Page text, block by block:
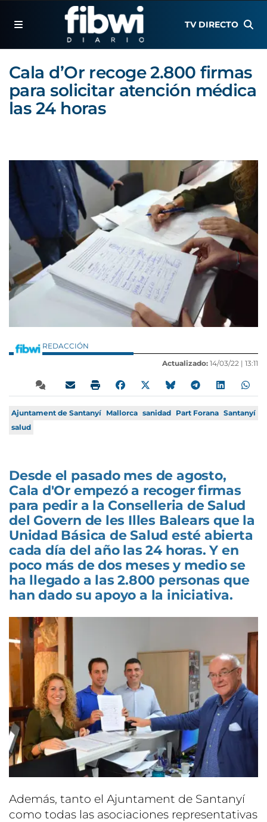
TV DIRECTO
Cala d’Or recoge 2.800 firmas
para solicitar atención médica
las 24 horas
REDACCIÓN
Actualizado: 14/03/22 | 13:11
Ajuntament de Santanyí Mallorca sanidad Part Forana Santanyí
salud
Desde el pasado mes de agosto,
Cala d'Or empezó a recoger firmas
para pedir a la Conselleria de Salud
del Govern de les Illes Balears que la
Unidad Básica de Salud esté abierta
cada día del año las 24 horas. Y en
poco más de dos meses y medio se
ha llegado a las 2.800 personas que
han dado su apoyo a la iniciativa.
Además, tanto el Ajuntament de Santanyí
como todas las asociaciones representativas